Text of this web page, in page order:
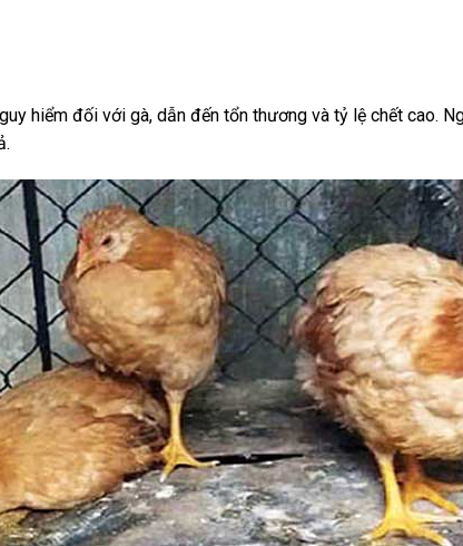
hiểm đối với gà, dẫn đến tổn thương và tỷ lệ chết cao.